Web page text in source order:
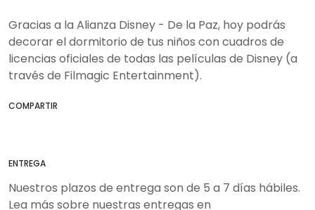
Gracias a la Alianza Disney - De la Paz, hoy podrás
decorar el dormitorio de tus niños con cuadros de
licencias oficiales de todas las películas de Disney (a
través de Filmagic Entertainment).
COMPARTIR
ENTREGA
Nuestros plazos de entrega son de 5 a 7 días hábiles.
Lea más sobre nuestras entregas en